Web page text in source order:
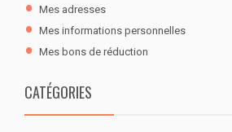
Mes adresses
Mes informations personnelles
Mes bons de réduction
CATÉGORIES